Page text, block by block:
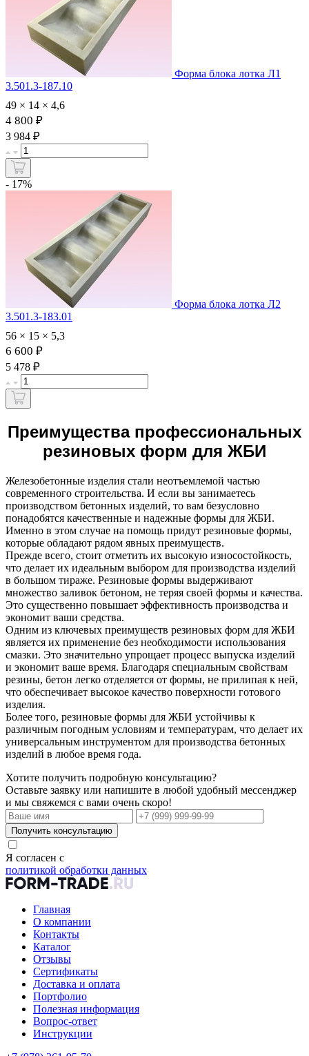
Форма блока лотка Л1
3.501.3-187.10
49 × 14 × 4,6
4 800 ₽
3 984 ₽
- 17%
Форма блока лотка Л2
3.501.3-183.01
56 × 15 × 5,3
6 600 ₽
5 478 ₽
Преимущества профессиональных
резиновых форм для ЖБИ
Железобетонные изделия стали неотъемлемой частью
современного строительства. И если вы занимаетесь
производством бетонных изделий, то вам безусловно
понадобятся качественные и надежные формы для ЖБИ.
Именно в этом случае на помощь придут резиновые формы,
которые обладают рядом явных преимуществ.
Прежде всего, стоит отметить их высокую износостойкость,
что делает их идеальным выбором для производства изделий
в большом тираже. Резиновые формы выдерживают
множество заливок бетоном, не теряя своей формы и качества.
Это существенно повышает эффективность производства и
экономит ваши средства.
Одним из ключевых преимуществ резиновых форм для ЖБИ
является их применение без необходимости использования
смазки. Это значительно упрощает процесс выпуска изделий
и экономит ваше время. Благодаря специальным свойствам
резины, бетон легко отделяется от формы, не прилипая к ней,
что обеспечивает высокое качество поверхности готового
изделия.
Более того, резиновые формы для ЖБИ устойчивы к
различным погодным условиям и температурам, что делает их
универсальным инструментом для производства бетонных
изделий в любое время года.
Хотите получить подробную консультацию?
Оставьте заявку или напишите в любой удобный мессенджер
и мы свяжемся с вами очень скоро!
Получить консультацию
Я согласен с
политикой обработки данных
Главная
О компании
Контакты
Каталог
Отзывы
Сертификаты
Доставка и оплата
Портфолио
Полезная информация
Вопрос-ответ
Инструкции